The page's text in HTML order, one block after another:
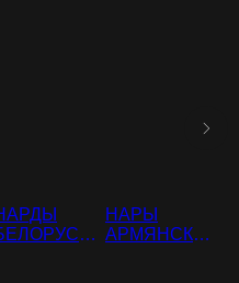
НАРЫ
АРМЯНСКИ